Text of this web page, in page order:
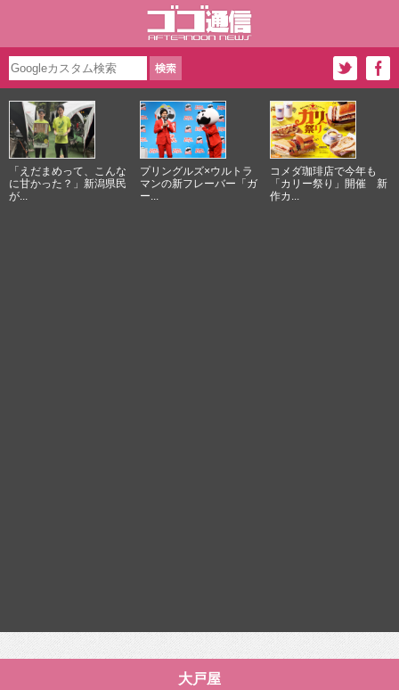
「えだまめって、こんな
に甘かった？」新潟県民
が...
プリングルズ×ウルトラ
マンの新フレーバー「ガ
ー...
コメダ珈琲店で今年も
「カリー祭り」開催 新
作カ...
大戸屋